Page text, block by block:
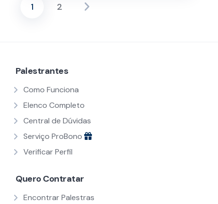
Paginação
1 2
Palestrantes
Como Funciona
Elenco Completo
Central de Dúvidas
Serviço ProBono
Verificar Perfil
Quero Contratar
Encontrar Palestras